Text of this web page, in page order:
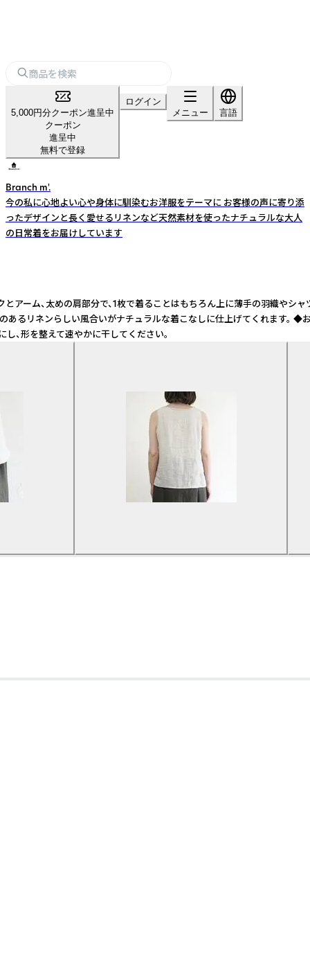
5,000円分クーポン進呈中
クーポン
進呈中
無料で登録
ログイン
メニュー
言語
Branch m'.
今の私に心地よい心や身体に馴染むお洋服をテーマに お客様の声に寄り添
ったデザインと長く愛せるリネンなど天然素材を使ったナチュラルな大人
の日常着をお届けしています
ーム、太めの肩部分で、1枚で着ることはもちろん上に薄手の羽
リネンらしい風合いがナチュラルな着こなしに仕上げてくれま
、形を整えて速やかに干してください。